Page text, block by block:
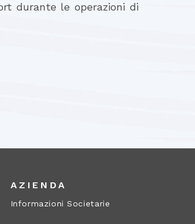
durante le operazioni di
AZIENDA
Informazioni Societarie